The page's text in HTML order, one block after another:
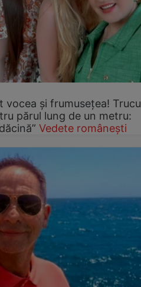
vocea și frumusețea!
părul lung de un metru:
Vedete românești